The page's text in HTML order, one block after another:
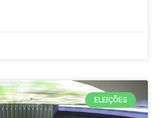
ELEIÇÕES